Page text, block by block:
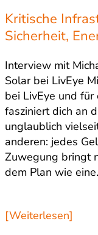
Kritische
Sicherheit,
Interview mit
Solar bei LivEye
bei LivEye und
fasziniert dich an
unglaublich
anderen: jedes
Zuwegung bringt
dem Plan wie
[Weiterlesen]